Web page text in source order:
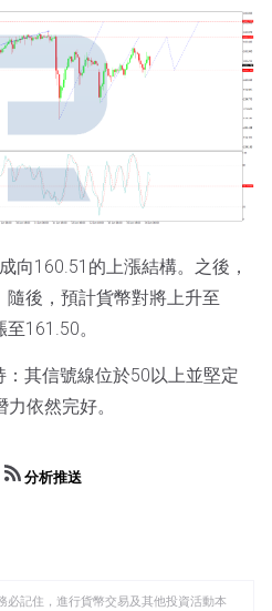
向160.51的上漲結構。之後，
後，預計貨幣對將上升至
161.50。
其信號線位於50以上並堅定
依然完好。
分析推送
必記住，進行貨幣交易及其他投資活動本